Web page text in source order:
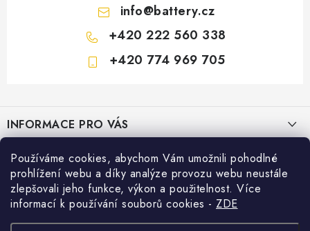
Používáme cookies, abychom Vám umožnili pohodlné
prohlížení webu a díky analýze provozu webu neustále
zlepšovali jeho funkce, výkon a použitelnost. Více
informací k používání souborů cookies - ZDE
info@battery.cz
+420 222 560 338
+420 774 969 705
pINFORMACE PRO VÁS
KONTAKTY
POŠTOVNÉ A DOPRAVA
KONFIGURÁTOR AUTOBATERIÍ
PRODEJNY BATTERY.CZ
Prodejna Brno - Pražákova ul.
Prodejna Praha - Brožíkova ul.
Konfigurátor AUTOBATERIE
Konfigurátor AUTOBATERIE